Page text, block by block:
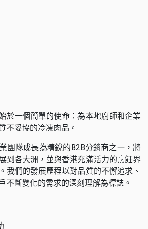
於一個簡單的使命：為本地廚師和企業
不妥協的冷凍肉品。
團隊成長為精銳的B2B分銷商之一，將
到各大洲，並與香港充滿活力的烹飪界
我們的發展歷程以對品質的不懈追求、
不斷變化的需求的深刻理解為標誌。